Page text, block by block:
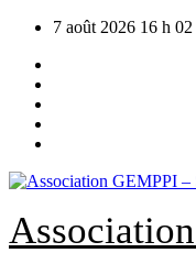
Skip
content
7 août 2026 16 h